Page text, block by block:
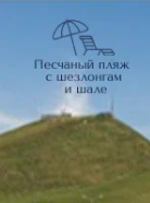
Здравствуйте!
преподавателя
попала именно
Гомель, ул. 2-я
11 февраля 2021
Отзыв